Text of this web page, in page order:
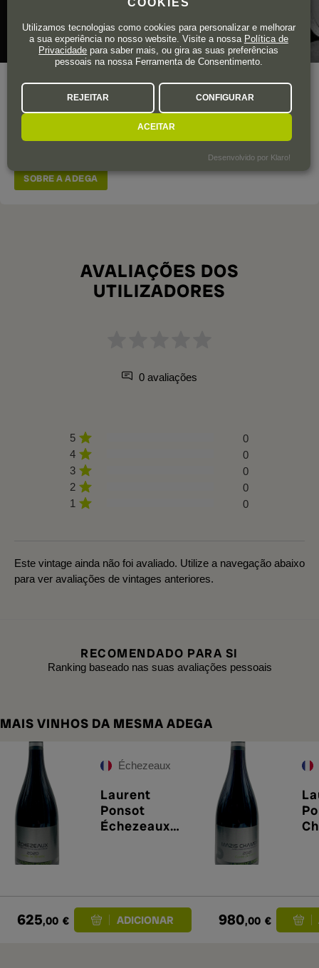
Área total de vinha 7 ha.
A missão da equipa de Laurent Ponsot é encontrar as
melhores uvas para produzir os melhores vinhos sem
de produtos químicos.
SOBRE A ADEGA
AVALIAÇÕES DOS
UTILIZADORES
0 avaliações
5
0
4
0
3
0
2
0
1
0
Este vintage ainda não foi avaliado. Utilize a navegação abaixo
para ver avaliações de vintages anteriores.
RECOMENDADO PARA SI
Ranking baseado nas suas avaliações pessoais
MAIS VINHOS DA MESMA ADEGA
Échezeaux
Laurent
Ponsot
Échezeaux
625,00 € 980,00 €
Utilizamos tecnologias como cookies para personalizar e melhorar
a sua experiência no nosso website. Visite a nossa Política de
Privacidade para saber mais, ou gira as suas preferências
pessoais na nossa Ferramenta de Consentimento.
REJEITAR CONFIGURAR
ACEITAR
Desenvolvido por Klaro!